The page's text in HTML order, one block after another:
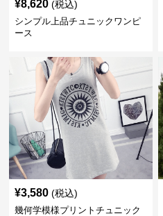
¥8,620 (税込)
シンプル上品チュニックワンピ
ース
¥3,580 (税込)
幾何学模様プリントチュニック